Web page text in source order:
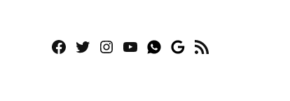
Facebook
TwitterInstagram
YouTubeWhatsapp
Google
RSS